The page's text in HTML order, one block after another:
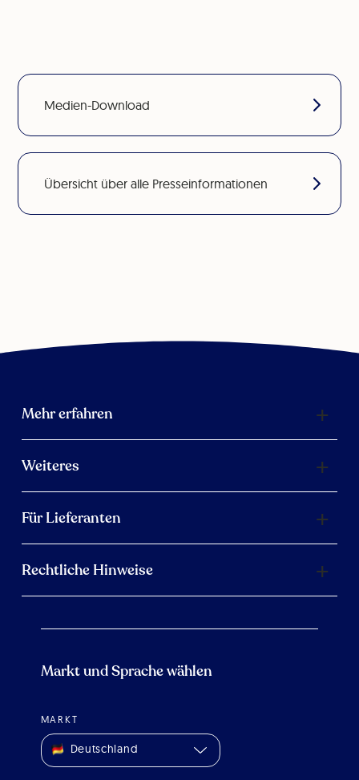
Medien-Download
Übersicht über alle Presseinformationen
Mehr erfahren
Weiteres
Für Lieferanten
Rechtliche Hinweise
Markt und Sprache wählen
MARKT
Deutschland